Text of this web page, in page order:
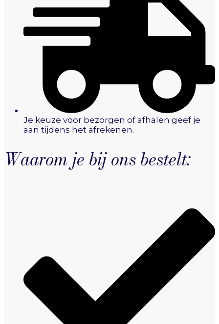
Je keuze voor bezorgen of afhalen geef je
aan tijdens het afrekenen.
Waarom je bij ons bestelt: